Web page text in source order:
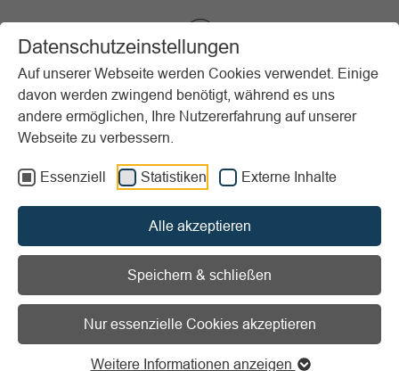
Datenschutzeinstellungen
Auf unserer Webseite werden Cookies verwendet. Einige
davon werden zwingend benötigt, während es uns
andere ermöglichen, Ihre Nutzererfahrung auf unserer
Webseite zu verbessern.
Essenziell Statistiken Externe Inhalte
Alle akzeptieren
Speichern & schließen
Nur essenzielle Cookies akzeptieren
Weitere Informationen anzeigen
Sport & Theorie
Informationen zum Readspeaker öffnen
Klinikwissen Sportmedizin
Prävention und Gesundheitsförderung